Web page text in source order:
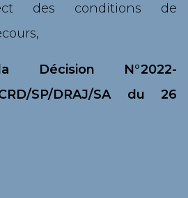
des conditions de
Décision N°2022-
CRD/SP/DRAJ/SA du 26